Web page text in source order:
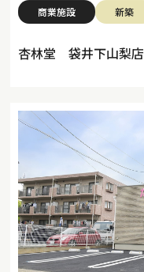
商業施設 新築
杏林堂 袋井下山梨店